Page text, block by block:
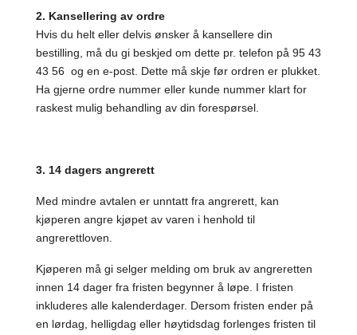
2. Kansellering av ordre
Hvis du helt eller delvis ønsker å kansellere din
bestilling, må du gi beskjed om dette pr. telefon på 95 43
43 56 og en e-post. Dette må skje før ordren er plukket.
Ha gjerne ordre nummer eller kunde nummer klart for
raskest mulig behandling av din forespørsel.
3. 14 dagers angrerett
Med mindre avtalen er unntatt fra angrerett, kan
kjøperen angre kjøpet av varen i henhold til
angrerettloven.
Kjøperen må gi selger melding om bruk av angreretten
innen 14 dager fra fristen begynner å løpe. I fristen
inkluderes alle kalenderdager. Dersom fristen ender på
en lørdag, helligdag eller høytidsdag forlenges fristen til